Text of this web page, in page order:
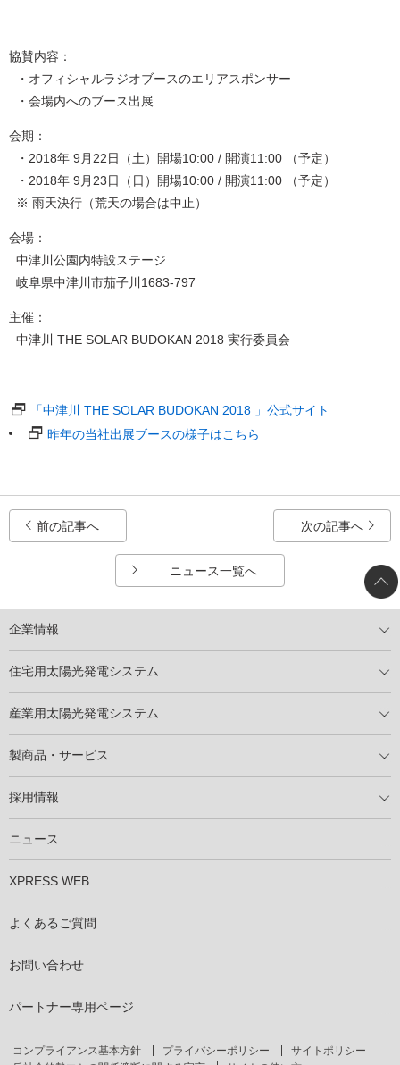
協賛内容：
・オフィシャルラジオブースのエリアスポンサー
・会場内へのブース出展
会期：
・ 2018年 9月22日（土）開場10:00 / 開演11:00
（予定）
・ 2018年 9月23日（日）開場10:00 / 開演11:00
（予定）
※ 雨天決行（荒天の場合は中止）
会場：
中津川公園内特設ステージ
岐阜県中津川市茄子川1683-797
主催：
中津川 THE SOLAR BUDOKAN 2018 実行委員会
「中津川 THE SOLAR BUDOKAN 2018 」公式サイト
昨年の当社出展ブースの様子はこちら
前の記事へ
ニュース一覧へ
次の記事へ
企業情報
住宅用太陽光発電システム
産業用太陽光発電システム
製商品・サービス
採用情報
ニュース
XPRESS WEB
よくあるご質問
お問い合わせ
パートナー専用ページ
コンプライアンス基本方針 プライバシーポリシー
サイトポリシー